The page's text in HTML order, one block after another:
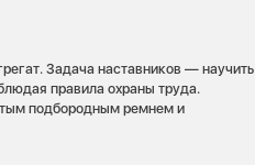
Задача наставников — научить
правила охраны труда.
подбородным ремнем и